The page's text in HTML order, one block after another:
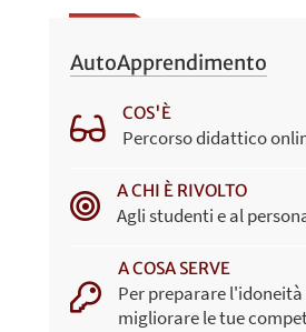
AutoApprendimento
COS'È
Percorso didattico
A CHI È RIVOLTO
Agli studenti e al
A COSA SERVE
Per preparare
migliorare le tue